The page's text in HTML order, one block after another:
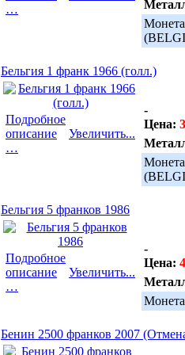
…
Бельгия 1 франк 1966 (голл.)
Подробное
описание
…
Увеличить...
-
Цена:
Бельгия 5 франков 1986
Подробное
описание
…
Увеличить...
-
Цена:
Бенин 2500 франков 2007